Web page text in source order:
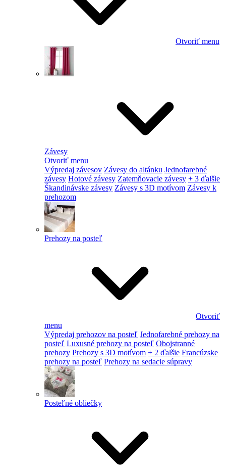
Otvoriť menu
Závesy
Otvoriť menu
Výpredaj závesov Závesy do altánku Jednofarebné
závesy Hotové závesy Zatemňovacie závesy + 3 ďalšie
Škandinávske závesy Závesy s 3D motívom Závesy k
prehozom
Prehozy na posteľ
Otvoriť
menu
Výpredaj prehozov na posteľ Jednofarebné prehozy na
posteľ Luxusné prehozy na posteľ Obojstranné
prehozy Prehozy s 3D motívom + 2 ďalšie Francúzske
prehozy na posteľ Prehozy na sedacie súpravy
Posteľné obliečky